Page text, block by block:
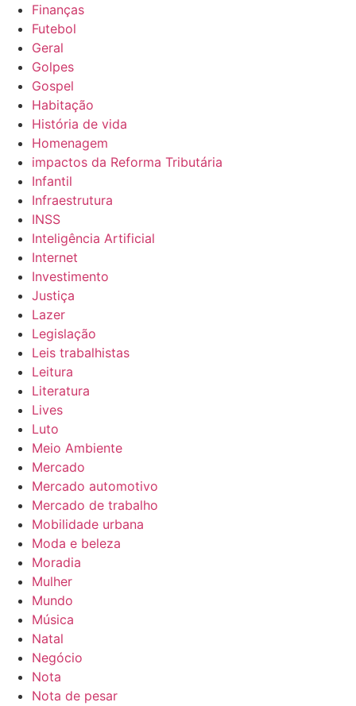
Finanças
Futebol
Geral
Golpes
Gospel
Habitação
História de vida
Homenagem
impactos da Reforma Tributária
Infantil
Infraestrutura
INSS
Inteligência Artificial
Internet
Investimento
Justiça
Lazer
Legislação
Leis trabalhistas
Leitura
Literatura
Lives
Luto
Meio Ambiente
Mercado
Mercado automotivo
Mercado de trabalho
Mobilidade urbana
Moda e beleza
Moradia
Mulher
Mundo
Música
Natal
Negócio
Nota
Nota de pesar